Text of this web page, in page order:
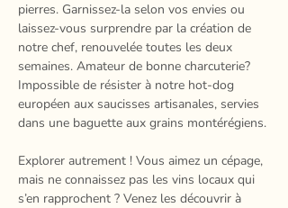
pierres. Garnissez-la selon vos envies ou
laissez-vous surprendre par la création de
notre chef, renouvelée toutes les deux
semaines. Amateur de bonne charcuterie?
Impossible de résister à notre hot-dog
européen aux saucisses artisanales, servies
dans une baguette aux grains montérégiens.​
Explorer autrement ! Vous aimez un cépage,
mais ne connaissez pas les vins locaux qui
s’en rapprochent ? Venez les découvrir à